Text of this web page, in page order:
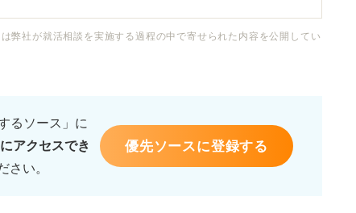
弊社が就活相談を実施する過程の中で寄せられた内容を公開してい
るソース」に
アクセスでき
さい。
優先ソースに登録する